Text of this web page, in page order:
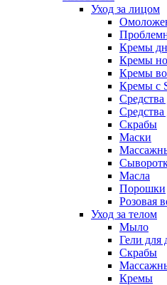
Уход за лицом
Кремы
Кремы
Кремы
Кремы с
Скрабы
Маски
Масла
Порошки
Розовая
Уход за телом
Мыло
Гели для
Скрабы
Кремы